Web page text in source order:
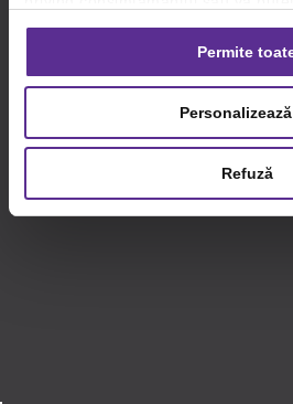
consimțământul oricând, făcând
setările dvs. de cookie-uri.
privind utilizarea modulelor cookie.
Permite
Personalizează
Refuză